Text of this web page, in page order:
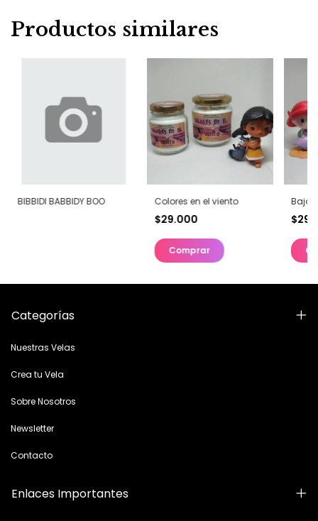
Productos similares
BIBBIDI BABBIDY BOO Colores en el viento
$29.000
Comprar
Bajo
Categorías
Nuestras Velas
Crea tu Vela
Sobre Nosotros
Newsletter
Contacto
Enlaces Importantes